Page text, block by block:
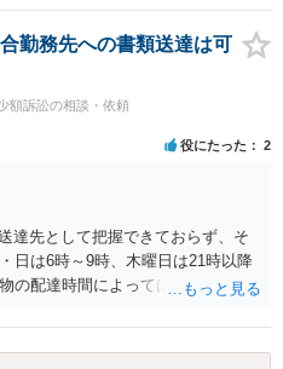
勤務先への書類送達は可
額訴訟の相談・依頼
役にたった 2
達先として把握できておらず、そ
日は6時～9時、木曜日は21時以降
の配達時間によっては受け取りが
りますが、感覚的には郵便局を動
申し立てる必要があるかもしれま